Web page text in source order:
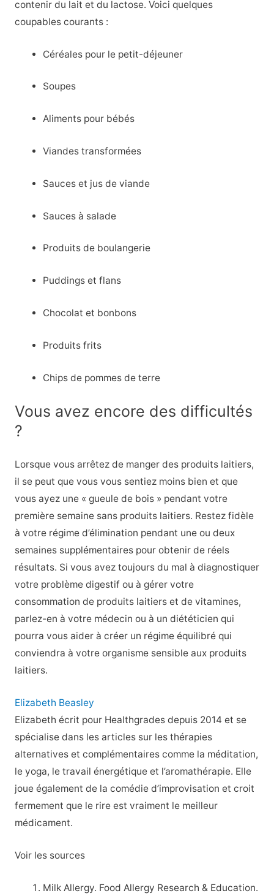
contenir du lait et du lactose. Voici quelques
coupables courants :
Céréales pour le petit-déjeuner
Soupes
Aliments pour bébés
Viandes transformées
Sauces et jus de viande
Sauces à salade
Produits de boulangerie
Puddings et flans
Chocolat et bonbons
Produits frits
Chips de pommes de terre
Vous avez encore des difficultés
?
Lorsque vous arrêtez de manger des produits laitiers,
il se peut que vous vous sentiez moins bien et que
vous ayez une « gueule de bois » pendant votre
première semaine sans produits laitiers. Restez fidèle
à votre régime d’élimination pendant une ou deux
semaines supplémentaires pour obtenir de réels
résultats. Si vous avez toujours du mal à diagnostiquer
votre problème digestif ou à gérer votre
consommation de produits laitiers et de vitamines,
parlez-en à votre médecin ou à un diététicien qui
pourra vous aider à créer un régime équilibré qui
conviendra à votre organisme sensible aux produits
laitiers.
Elizabeth Beasley
Elizabeth écrit pour Healthgrades depuis 2014 et se
spécialise dans les articles sur les thérapies
alternatives et complémentaires comme la méditation,
le yoga, le travail énergétique et l’aromathérapie. Elle
joue également de la comédie d’improvisation et croit
fermement que le rire est vraiment le meilleur
médicament.
Voir les sources
Milk Allergy. Food Allergy Research & Education.